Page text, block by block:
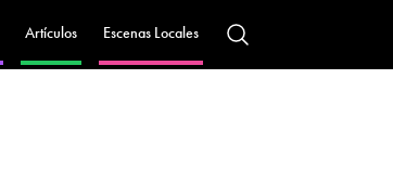
Artículos Escenas Locales